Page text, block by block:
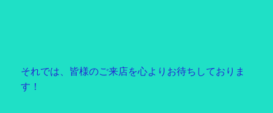
それでは、皆様のご来店を心よりお待ちしておりま
す！